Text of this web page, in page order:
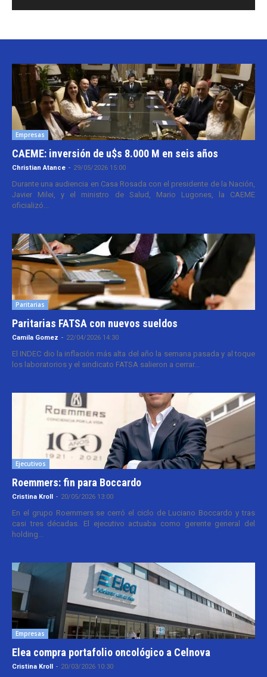
Empresas
CAEME: inversión de u$s 8.000 M en seis años
Christian Atance - 29/05/2026 15:00
Durante una audiencia en Casa Rosada con el presidente de la Nación,
Javier Milei, y el ministro de Salud, Mario Lugones, la CAEME
oficializó...
Paritarias
Paritarias FATSA con nuevos sueldos
Camila Gomez - 22/04/2026 14:30
El INDEC dio la inflación más alta del año la semana pasada y al toque
los laboratorios y el sindicato FATSA salieron a cerrar...
Ejecutivos
Roemmers: fin para Boccardo
Cristina Kroll - 20/05/2026 13:00
En el grupo Roemmers se cerró el ciclo de Luciano Boccardo y tras
casi tres décadas. El ejecutivo actuaba como gerente general del
holding...
Empresas
Elea compra portafolio oncológico a Celnova
Cristina Kroll - 20/03/2026 10:30